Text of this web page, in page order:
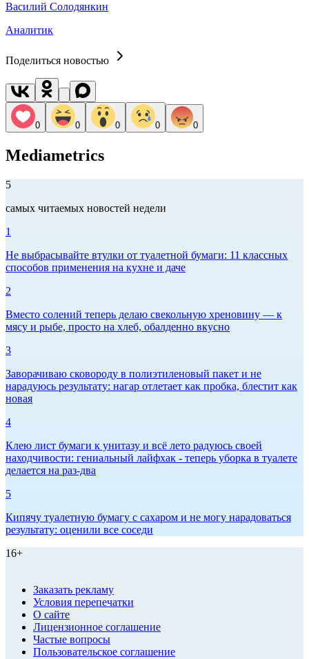
Василий Солодянкин
Аналитик
Поделиться новостью
0 0 0 0 0
Mediametrics
5
самых читаемых новостей недели
1
Не выбрасывайте втулки от туалетной бумаги: 11 классных
способов применения на кухне и даче
2
Вместо солений теперь делаю свекольную хреновину — к
мясу и рыбе, просто на хлеб, обалденно вкусно
3
Заворачиваю сковороду в полиэтиленовый пакет и не
нарадуюсь результату: нагар отлетает как пробка, блестит как
новая
4
Клею лист бумаги к унитазу и всё лето радуюсь своей
находчивости: гениальный лайфхак - теперь уборка в туалете
делается на раз-два
5
Кипячу туалетную бумагу с сахаром и не могу нарадоваться
результату: оценили все соседи
16+
Заказать рекламу
Условия перепечатки
О сайте
Лицензионное соглашение
Частые вопросы
Пользовательское соглашение